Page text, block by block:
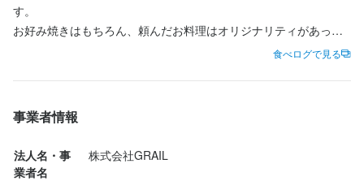
す。
お好み焼きはもちろん、頼んだお料理はオリジナリティがあって
食べログで見る
事業者情報
法人名・事
業者名
株式会社GRAIL
【成長＆成果に応じた昇給アリ】
どんアップしていきます。毎月のインセンティブ手当もあるの
で、毎日モチベーション高く働ける環境です。
【固定休み可能＆長期休暇アリ】
暇、年末年始など長期休暇も取得できます。
コミュニケーション能力
求める人物像
素直で明るい人。食べること、笑うことが好きな人★人に喜んで
す！